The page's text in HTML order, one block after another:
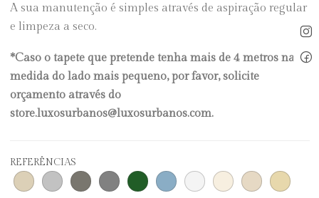
A sua manutenção é simples através de aspiração regular
e limpeza a seco.
*Caso o tapete que pretende tenha mais de 4 metros na
medida do lado mais pequeno, por favor, solicite
orçamento através do
store.luxosurbanos@luxosurbanos.com.
REFERÊNCIAS